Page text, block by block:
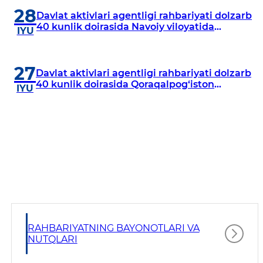
28
IYU
Davlat aktivlari agentligi rahbariyati dolzarb
40 kunlik doirasida Navoiy viloyatida
27
IYU
Davlat aktivlari agentligi rahbariyati dolzarb
40 kunlik doirasida Qoraqalpog‘iston
RAHBARIYATNING BAYONOTLARI VA
NUTQLARI